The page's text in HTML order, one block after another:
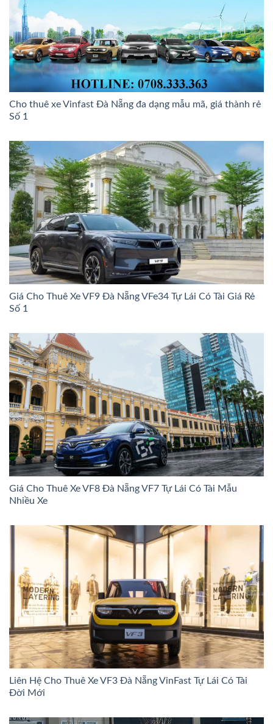
Cho thuê xe Vinfast Đà Nẵng đa dạng mẫu mã, giá thành rẻ
Số 1
Giá Cho Thuê Xe VF9 Đà Nẵng VFe34 Tự Lái Có Tài Giá Rẻ
Số 1
Giá Cho Thuê Xe VF8 Đà Nẵng VF7 Tự Lái Có Tài Mẫu
Nhiều Xe
Liên Hệ Cho Thuê Xe VF3 Đà Nẵng VinFast Tự Lái Có Tài
Đời Mới